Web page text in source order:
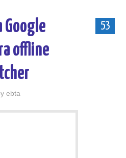
53
Google
offline
ebta